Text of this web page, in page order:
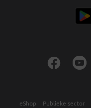
eShop Publieke sector